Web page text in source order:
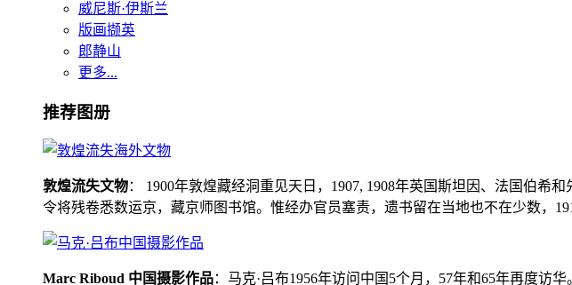
威尼斯·伊斯兰
版画撷英
郎静山
更多...
推荐图册
敦煌流失文物： 1900年敦煌藏经洞重见天日，1907, 1908年英国斯坦因、法国伯希
令将残卷悉数运京，藏京师图书馆。惟经办官员塞责，遗书留在当地也不在少数，
Marc Riboud 中国摄影作品：马克·吕布1956年访问中国5个月，57年和65年再度访